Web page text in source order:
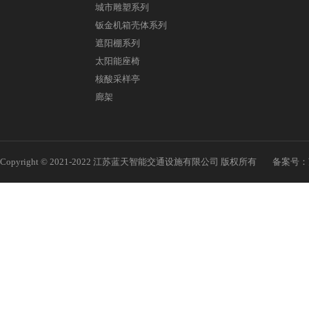
城市雕塑系列
钣金机箱壳体系列
遮阳棚系列
太阳能座椅
核酸采样亭
廊架
Copyright © 2021-2022 江苏蓝天智能交通设施有限公司 版权所有 备案号